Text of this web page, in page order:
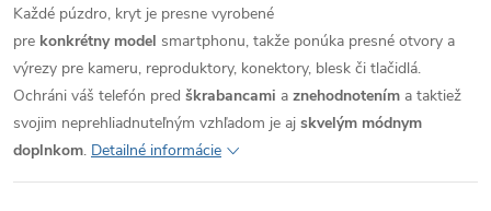
Každé púzdro, kryt je presne vyrobené
pre konkrétny model smartphonu, takže ponúka presné otvory a
výrezy pre kameru, reproduktory, konektory, blesk či tlačidlá.
Ochráni váš telefón pred škrabancami a znehodnotením a taktiež
svojim neprehliadnuteľným vzhľadom je aj skvelým módnym
doplnkom. Detailné informácie